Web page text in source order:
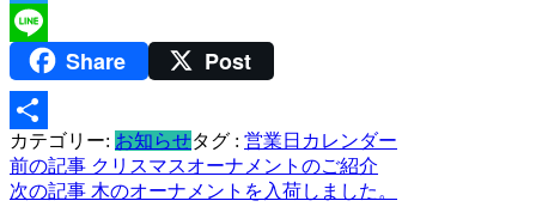
Twitter
Line
Share Post
共
有
カテゴリー: お知らせタグ : 営業日カレンダー
投
稿
前の記事 クリスマスオーナメントのご紹介
次の記事 木のオーナメントを入荷しました。